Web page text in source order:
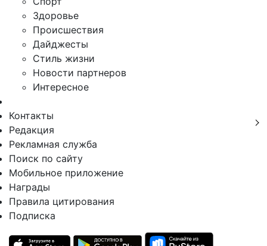
Здоровье
Происшествия
Дайджесты
Стиль жизни
Новости партнеров
Интересное
Контакты
Редакция
Рекламная служба
Поиск по сайту
Мобильное приложение
Награды
Правила цитирования
Подписка